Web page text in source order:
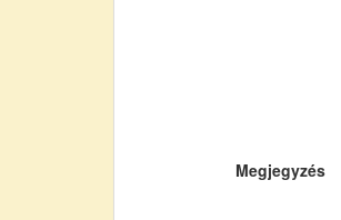
Megjegyzés